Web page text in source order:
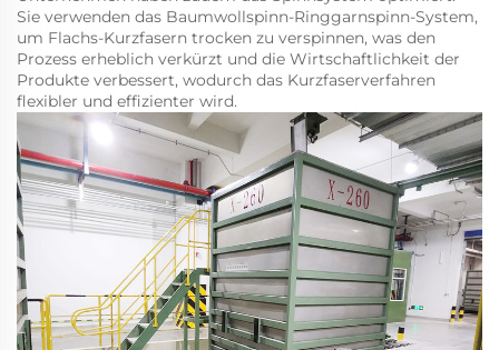
Sie verwenden das Baumwollspinn-Ringgarnspinn-System,
um Flachs-Kurzfasern trocken zu verspinnen, was den
Prozess erheblich verkürzt und die Wirtschaftlichkeit der
Produkte verbessert, wodurch das Kurzfaserverfahren
flexibler und effizienter wird.